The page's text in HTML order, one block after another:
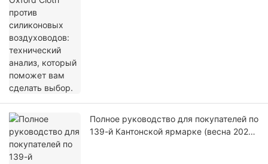
Полное руководство для покупателей по
139-й Кантонской ярмарке (весна 2026